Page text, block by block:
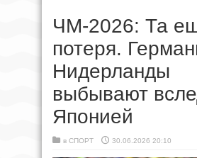
ЧМ-2026: Та
потеря.
Нидерланды
выбывают
Японией
в СПОРТ 30.06.2026 20:10